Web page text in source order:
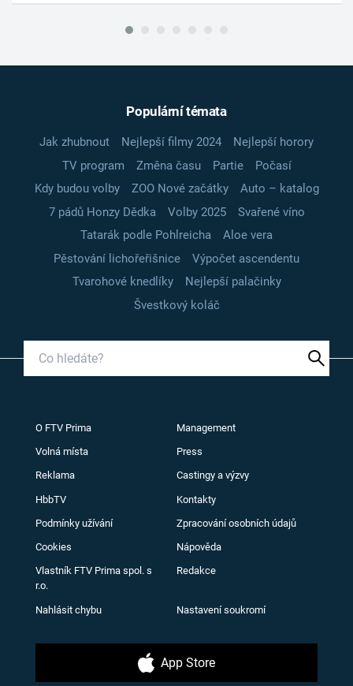
Populární témata
Jak zhubnout Nejlepší filmy 2024
Nejlepší horory
TV program
Změna času Partie
Počasí
Kdy budou volby
ZOO Nové začátky
Auto – katalog
7 pádů Honzy Dědka
Volby 2025
Svařené víno
Tatarák podle Pohlreicha
Aloe vera
Pěstování lichořeřišnice
Výpočet ascendentu
Tvarohové knedlíky
Nejlepší palačinky
Švestkový koláč
O FTV Prima Management
Volná místa Press
Reklama Castingy a výzvy
HbbTV Kontakty
Podmínky užívání Zpracování osobních údajů
Cookies Nápověda
Vlastník FTV Prima spol. s
r.o.
Redakce
Nahlásit chybu Nastavení soukromí
App Store